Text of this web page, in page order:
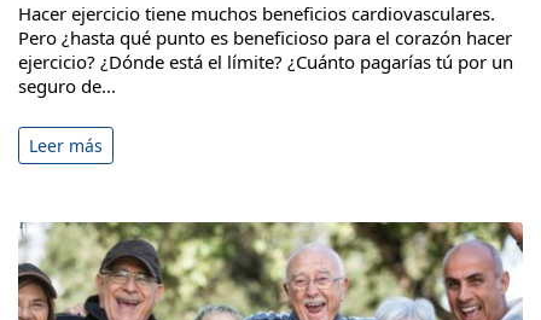
Hacer ejercicio tiene muchos beneficios cardiovasculares.
Pero ¿hasta qué punto es beneficioso para el corazón hacer
ejercicio? ¿Dónde está el límite? ¿Cuánto pagarías tú por un
seguro de...
Leer más